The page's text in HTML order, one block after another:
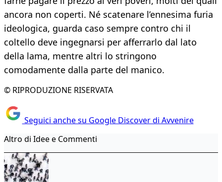
ancora non coperti. Né scatenare l’ennesima furia
ideologica, guarda caso sempre contro chi il
coltello deve ingegnarsi per afferrarlo dal lato
della lama, mentre altri lo stringono
comodamente dalla parte del manico.
© RIPRODUZIONE RISERVATA
Seguici anche su Google Discover di Avvenire
Altro di Idee e Commenti